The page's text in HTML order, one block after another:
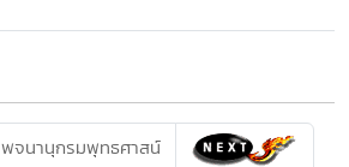
พจนานุกรมพุทธศาสน์